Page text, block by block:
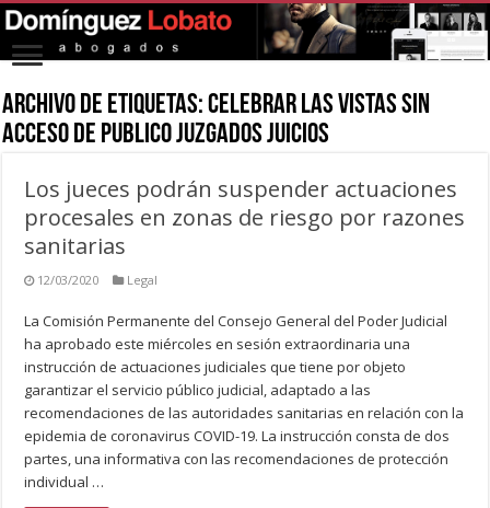
Archivo de Etiquetas:celebrar las vistas sin
acceso de publico juzgados juicios
Los jueces podrán suspender actuaciones
procesales en zonas de riesgo por razones
sanitarias
12/03/2020 Legal
La Comisión Permanente del Consejo General del Poder Judicial
ha aprobado este miércoles en sesión extraordinaria una
instrucción de actuaciones judiciales que tiene por objeto
garantizar el servicio público judicial, adaptado a las
recomendaciones de las autoridades sanitarias en relación con la
epidemia de coronavirus COVID-19. La instrucción consta de dos
partes, una informativa con las recomendaciones de protección
individual …